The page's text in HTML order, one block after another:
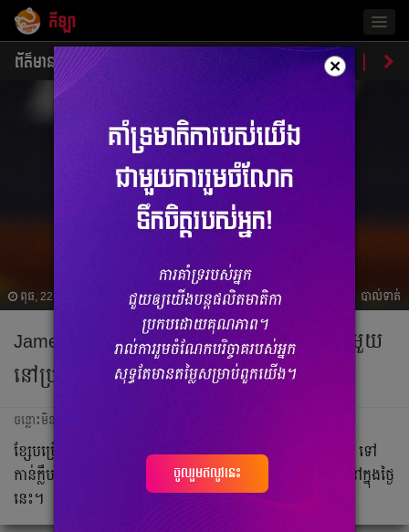
កីឡា
ព័ត៌មាន បាល់ទាត់ ប្រវត្តិ​​ វិភា
ពុធ, 22 កញ្ញា 2021 13:50 បាល់ទាត់
James ចាក​ចេញ​ពី​ Everton ផ្លាស់​ទៅ​កាន់​ក្លឹប​មួយ​
នៅ​ប្រទេស​កាតា​ហើយ​
ចន្លោះមិនឃើញ
ខ្សែ​បម្រើ​ James Rodriguez បាន​ធ្វើ​ការ​ចាក​ចេញ​ពី​ក្លឹប​ Everton ទៅ​
កាន់​ក្លឹប​ Al-Rayyan ដែល​ជា​ក្លឹប​មួយ​នៅ​ក្នុង​ប្រទេស​កាតា​ហើយ​នៅ​ក្នុង​ថ្ងៃ​
នេះ​។
×
ចូលរួមឥលូវនេះ